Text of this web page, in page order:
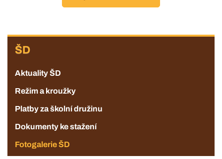
ZŠ
ŠD
Aktuality ŠD
Režim a kroužky
Platby za školní družinu
Dokumenty ke stažení
Fotogalerie ŠD